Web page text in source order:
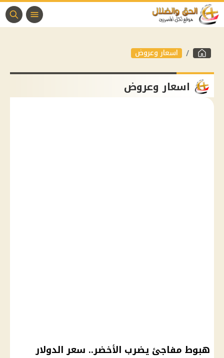
اسعار وعروض
اسعار وعروض
هبوط مفاجئ يضرب الأخضر.. سعر الدولار